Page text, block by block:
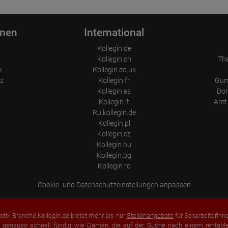
of processing:
International
Kollegin.de
Kollegin.ch
Kollegin.co.uk
Kollegin.fr
Kollegin.es
Kollegin.it
Ru.kollegin.de
Kollegin.pl
Kollegin.cz
Kollegin.hu
Kollegin.bg
Kollegin.ro
Amt
Cookie- und Datenschutzeinstellungen anpassen
Branche Kollegin.de bietet mehr als nur Stellenangebotefür
schnell fündig wie Damen, die auf der Suche nach einem